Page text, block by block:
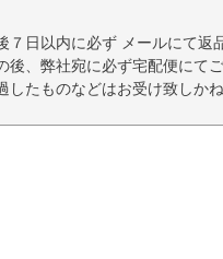
日以内に必ず メールにて返
、弊社宛に必ず宅配便にてご
たものなどはお受け致しか